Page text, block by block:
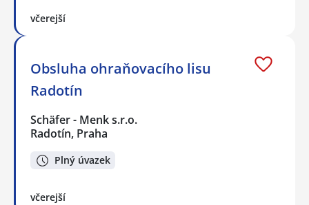
včerejší
Obsluha ohraňovacího lisu
Radotín
Schäfer - Menk s.r.o.
Radotín, Praha
Plný úvazek
včerejší